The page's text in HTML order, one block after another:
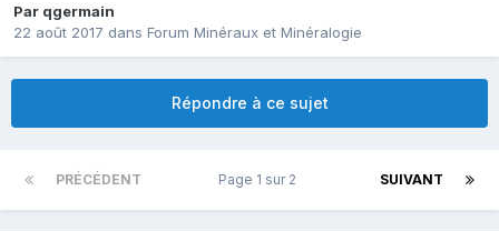
Par qgermain
22 août 2017 dans Forum Minéraux et Minéralogie
Répondre à ce sujet
PRÉCÉDENT SUIVANT
Page 1 sur 2